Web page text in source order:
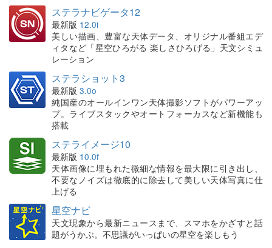
ステラナビゲータ12
最新版 12.0i
美しい描画、豊富な天体データ、オリジナル番組エデ
ィタなど「星空ひろがる 楽しさひろげる」天文シミュ
レーション
ステラショット3
最新版 3.0o
純国産のオールインワン天体撮影ソフトがパワーアッ
プ。ライブスタックやオートフォーカスなど新機能も
搭載
ステライメージ10
最新版 10.0f
天体画像に埋もれた微細な情報を最大限に引き出し、
不要なノイズは徹底的に除去して美しい天体写真に仕
上げる
星空ナビ
天文現象から最新ニュースまで、スマホをかざすと話
題がうかぶ。不思議がいっぱいの星空を楽しもう